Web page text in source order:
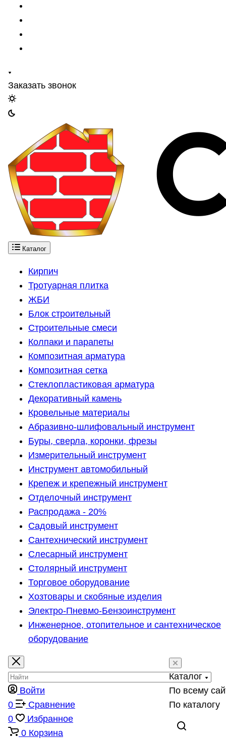
Заказать звонок
Каталог
Кирпич
Тротуарная плитка
ЖБИ
Блок строительный
Строительные смеси
Колпаки и парапеты
Композитная арматура
Композитная сетка
Стеклопластиковая арматура
Декоративный камень
Кровельные материалы
Абразивно-шлифовальный инструмент
Буры, сверла, коронки, фрезы
Измерительный инструмент
Инструмент автомобильный
Крепеж и крепежный инструмент
Отделочный инструмент
Распродажа - 20%
Садовый инструмент
Сантехнический инструмент
Слесарный инструмент
Столярный инструмент
Торговое оборудование
Хозтовары и скобяные изделия
Электро-Пневмо-Бензоинструмент
Инженерное, отопительное и сантехническое
оборудование
Каталог
По всему
По каталогу
Войти
0
Сравнение
0
Избранное
0 Корзина